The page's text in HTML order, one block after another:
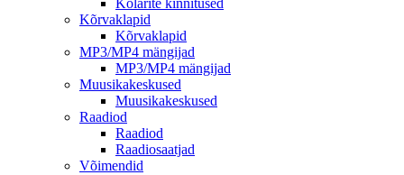
Kõlarite kinnitused
Kõrvaklapid
Kõrvaklapid
MP3/MP4 mängijad
MP3/MP4 mängijad
Muusikakeskused
Muusikakeskused
Raadiod
Raadiod
Raadiosaatjad
Võimendid